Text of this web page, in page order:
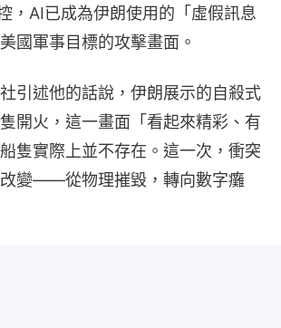
，AI已成為伊朗使用的「虛假訊息
國軍事目標的攻擊畫面。
引述他的話說，伊朗展示的自殺式
開火，這一畫面「看起來精彩、有
隻實際上並不存在。這一次，衝突
變——從物理摧毀，轉向數字癱